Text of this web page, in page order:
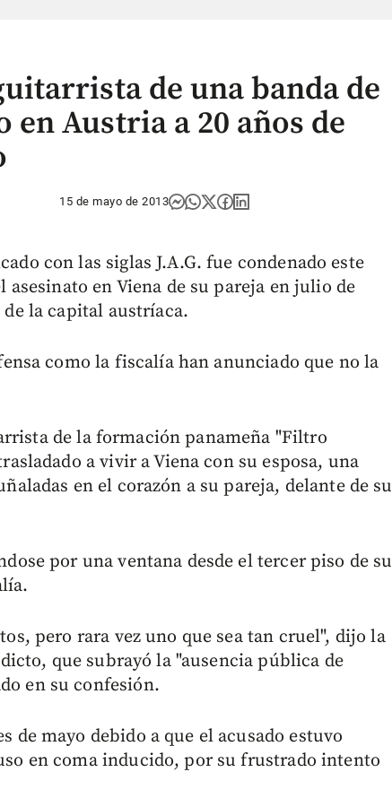
de una banda de
Austria a 20 años de
15 de mayo de 2013
con las siglas J.A.G. fue condenado este
asesinato en Viena de su pareja en julio de
la capital austríaca.
como la fiscalía han anunciado que no la
de la formación panameña "Filtro
a vivir a Viena con su esposa, una
en el corazón a su pareja, delante de su
por una ventana desde el tercer piso de su
pero rara vez uno que sea tan cruel", dijo la
que subrayó la "ausencia pública de
en su confesión.
de mayo debido a que el acusado estuvo
en coma inducido, por su frustrado intento